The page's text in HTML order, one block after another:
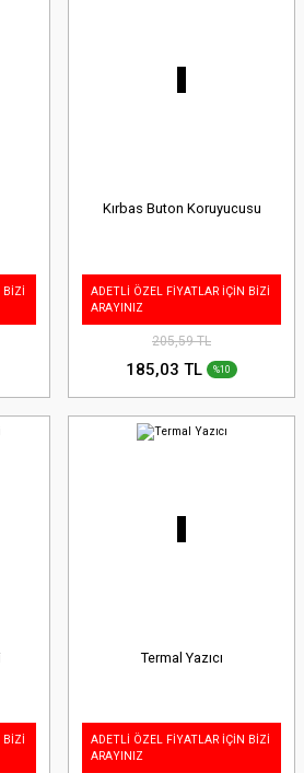
BİZİ
Kırbas Buton Koruyucusu
ADETLİ ÖZEL FİYATLAR İÇİN BİZİ
ARAYINIZ
205,59 TL
185,03 TL %10
BİZİ
Termal Yazıcı
ADETLİ ÖZEL FİYATLAR İÇİN BİZİ
ARAYINIZ